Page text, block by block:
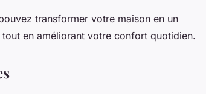
transformer votre maison en un
en améliorant votre confort quotidien.